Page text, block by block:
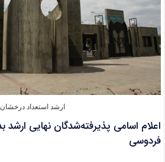
شهریور
ارشد استعداد درخشان
فردوسی